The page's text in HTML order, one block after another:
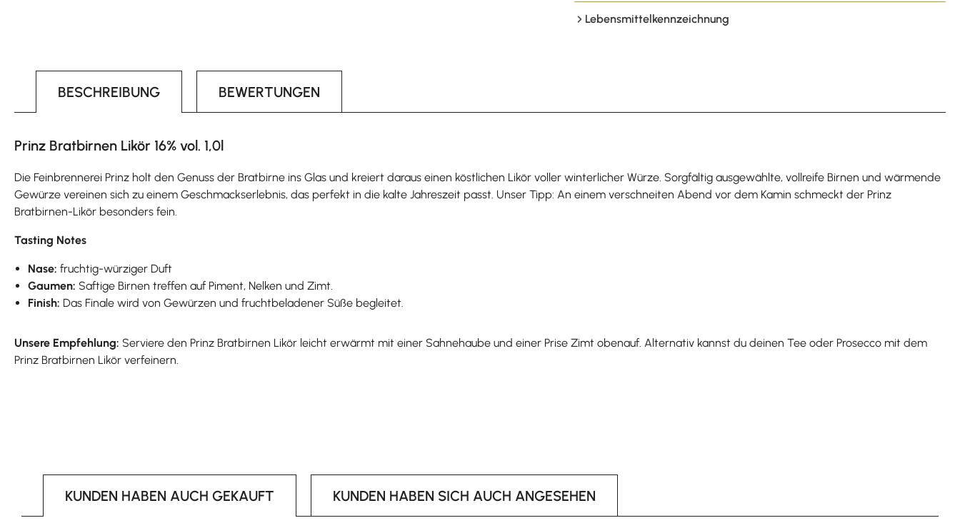
Lebensmittelkennzeichnung
BESCHREIBUNG BEWERTUNGEN
Prinz Bratbirnen Likör 16% vol. 1,0l
Die Feinbrennerei Prinz holt den Genuss der Bratbirne ins Glas und kreiert daraus einen köstlichen Likör voller winterlicher Würze. Sorgfältig ausgewählte, vollreife Birnen und wärmende
Gewürze vereinen sich zu einem Geschmackserlebnis, das perfekt in die kalte Jahreszeit passt. Unser Tipp: An einem verschneiten Abend vor dem Kamin schmeckt der Prinz
Bratbirnen-Likör besonders fein.
Tasting Notes
Nase: fruchtig-würziger Duft
Gaumen: Saftige Birnen treffen auf Piment, Nelken und Zimt.
Finish: Das Finale wird von Gewürzen und fruchtbeladener Süße begleitet.
Unsere Empfehlung: Serviere den Prinz Bratbirnen Likör leicht erwärmt mit einer Sahnehaube und einer Prise Zimt obenauf. Alternativ kannst du deinen Tee oder Prosecco mit dem
Prinz Bratbirnen Likör verfeinern.
KUNDEN HABEN AUCH GEKAUFT KUNDEN HABEN SICH AUCH ANGESEHEN